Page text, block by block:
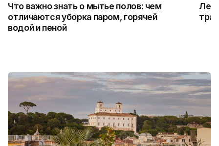
Что важно знать о мытье полов: чем
отличаются уборка паром, горячей
водой и пеной